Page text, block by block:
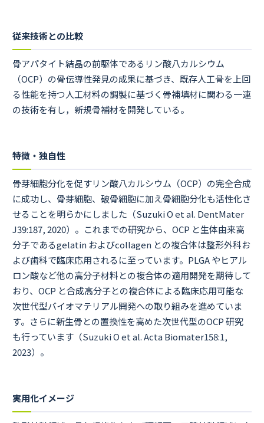
従来技術との比較
骨アパタイト結晶の前駆体であるリン酸八カルシウム
（OCP）の骨伝導性発見の成果に基づき、既存人工骨を上回
る性能を持つ人工材料の調製に基づく骨補填材に関わる一連
の技術を有し，新規骨補材を開発している。
特徴・独自性
骨芽細胞分化を促すリン酸八カルシウム（OCP）の完全合成
に成功し、骨芽細胞、破骨細胞に加え骨細胞分化も活性化さ
せることを明らかにしました（Suzuki O et al. DentMater
J39:187, 2020）。これまでの研究から、OCP と生体由来高
分子であるgelatin およびcollagen との複合体は整形外科お
よび歯科で臨床応用されるに至っています。PLGA やヒアル
ロン酸など他の高分子材料との複合体の適用開発を期待して
おり、OCP と合成高分子との複合体による臨床応用可能な
次世代型バイオマテリアル開発への取り組みを進めていま
す。さらに新生骨との置換性を高めた次世代型のOCP 研究
も行っています（Suzuki O et al. Acta Biomater158:1,
2023）。
実用化イメージ